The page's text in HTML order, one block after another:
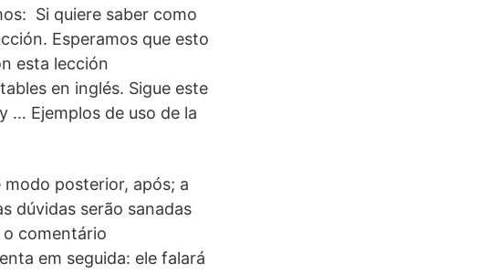
Si quiere saber como
Esperamos que esto
esta lección
en inglés. Sigue este
… Ejemplos de uso de la
posterior, após; a
dúvidas serão sanadas
comentário
em seguida: ele falará